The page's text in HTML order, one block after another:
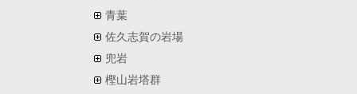
青葉
佐久志賀の岩場
兜岩
樫山岩塔群